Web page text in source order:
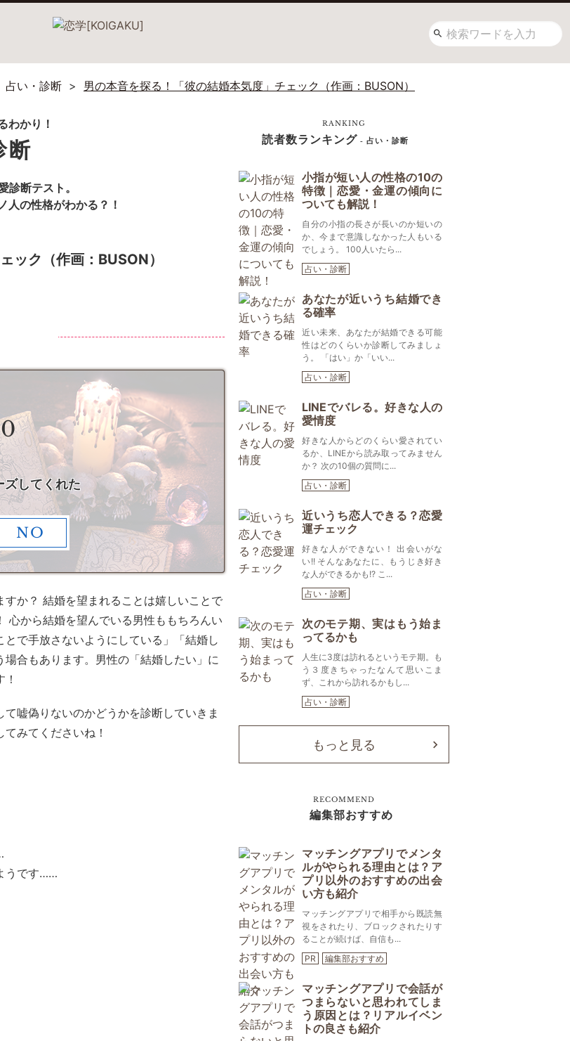
占い・診断 男の本音を探る！「彼の結婚本気度」チェック（作画：BUSON）
断
診断テスト。
人の性格がわかる？！
ック（作画：BUSON）
ズしてくれた
NO
か？ 結婚を望まれることは嬉しいことで
心から結婚を望んでいる男性ももちろんい
で手放さないようにしている」「結婚し
合もあります。男性の「結婚したい」に
嘘偽りないのかどうかを診断していきま
みてくださいね！
うです……
RANKING
読者数ランキング - 占い・診断
小指が短い人の性格の10の
特徴｜恋愛・金運の傾向に
ついても解説！
自分の小指の長さが長いのか短いの
か、今まで意識しなかった人もいる
でしょう。 100人いたら...
占い・診断
あなたが近いうち結婚でき
る確率
近い未来、あなたが結婚できる可能
性はどのくらいか診断してみましょ
う。 「はい」か「いい...
占い・診断
LINEでバレる。好きな人の
愛情度
好きな人からどのくらい愛されてい
るか、LINEから読み取ってみません
か？ 次の10個の質問に...
占い・診断
近いうち恋人できる？恋愛
運チェック
好きな人ができない！ 出会いがな
い!! そんなあなたに、もうじき好き
な人ができるかも!? こ...
占い・診断
次のモテ期、実はもう始ま
ってるかも
人生に3度は訪れるというモテ期。も
う３度きちゃったなんて思いこま
ず、これから訪れるかもし...
占い・診断
もっと見る
RECOMMEND
編集部おすすめ
マッチングアプリでメンタ
ルがやられる理由とは？ア
プリ以外のおすすめの出会
い方も紹介
マッチングアプリで相手から既読無
視をされたり、ブロックされたりす
ることが続けば、自信も...
PR
編集部おすすめ
マッチングアプリで会話が
つまらないと思われてしま
う原因とは？リアルイベン
トの良さも紹介